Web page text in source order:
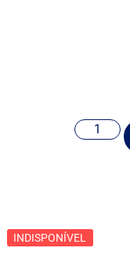
INDISPONÍVEL
INDISPONÍVEL